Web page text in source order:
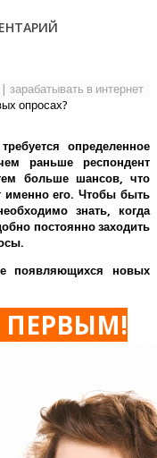
зарабатывать в интернет
опросах?
определенное
раньше респондент
больше шансов, что
именно его.Чтобы быть
знать, когда
постоянно заходить
появляющихся новых
ПЕРВЫМ!